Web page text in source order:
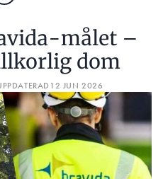
målet –
dom
12 JUN 2026